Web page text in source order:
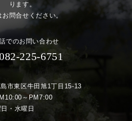
ります。
お問合せください。
でのお問い合わせ
225-6751
市東区牛田旭1丁目15-13
～PM7:00
・水曜日